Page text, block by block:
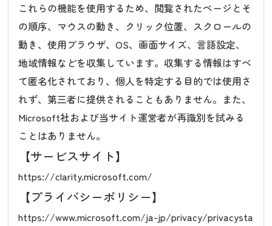
これらの機能を使用するため、閲覧されたページとそ
の順序、マウスの動き、クリック位置、スクロールの
動き、使用ブラウザ、OS、画面サイズ、言語設定、
地域情報などを収集しています。収集する情報はすべ
て匿名化されており、個人を特定する目的では使用さ
れず、第三者に提供されることもありません。また、
Microsoft社および当サイト運営者が再識別を試みる
ことはありません。
【サービスサイト】
https://clarity.microsoft.com/
【プライバシーポリシー】
https://www.microsoft.com/ja-jp/privacy/privacysta